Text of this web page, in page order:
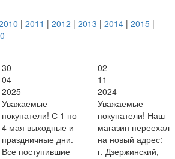
| 2011 | 2012 | 2013 | 2014 | 2015 |
30
04
2025
Уважаемые
покупатели! С 1 по
4 мая выходные и
праздничные дни.
Все поступившие
02
11
2024
Уважаемые
покупатели! Наш
магазин переехал
на новый адрес:
г. Дзержинский,